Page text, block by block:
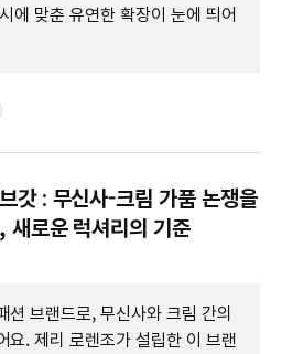
에 맞춘 유연한 확장이 눈에 띄어
갓 : 무신사-크림 가품 논쟁을
새로운 럭셔리의 기준
션 브랜드로, 무신사와 크림 간의
요. 제리 로렌조가 설립한 이 브랜